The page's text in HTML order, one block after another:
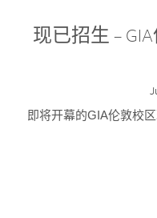
现已招生 –
即将开幕的GIA伦敦校